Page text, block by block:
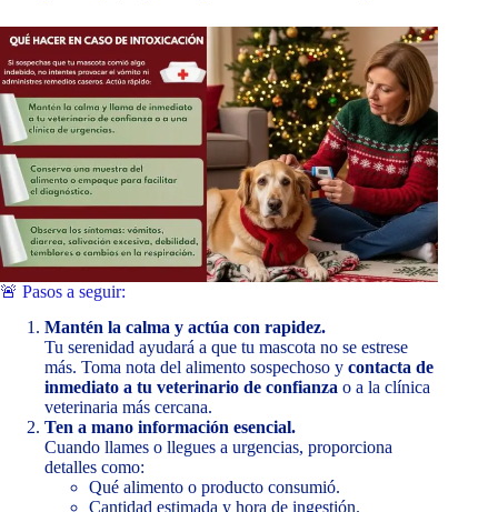
🚨 Pasos a seguir:
Mantén la calma y actúa con rapidez.
Tu serenidad ayudará a que tu mascota no se estrese
más. Toma nota del alimento sospechoso y contacta de
inmediato a tu veterinario de confianza o a la clínica
veterinaria más cercana.
Ten a mano información esencial.
Cuando llames o llegues a urgencias, proporciona
detalles como:
Qué alimento o producto consumió.
Cantidad estimada y hora de ingestión.